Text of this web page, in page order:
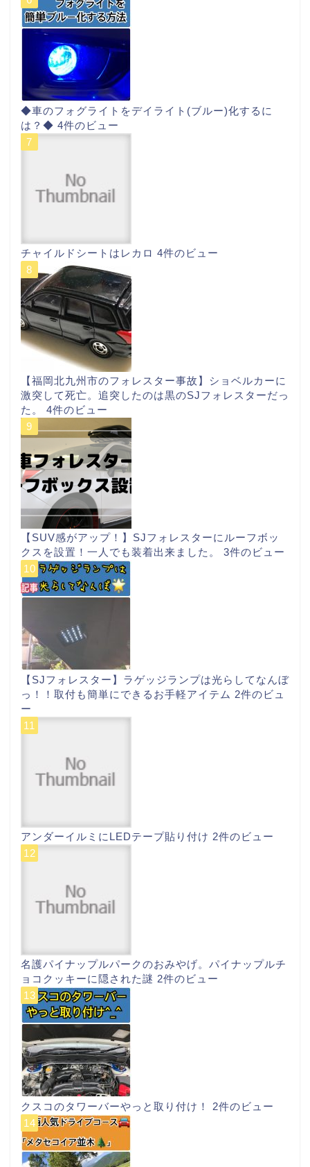
◆車のフォグライトをデイライト(ブルー)化するに
は？◆ 4件のビュー
チャイルドシートはレカロ 4件のビュー
【福岡北九州市のフォレスター事故】ショベルカーに
激突して死亡。追突したのは黒のSJフォレスターだっ
た。 4件のビュー
【SUV感がアップ！】SJフォレスターにルーフボッ
クスを設置！一人でも装着出来ました。 3件のビュー
【SJフォレスター】ラゲッジランプは光らしてなんぼ
っ！！取付も簡単にできるお手軽アイテム 2件のビュ
ー
アンダーイルミにLEDテープ貼り付け 2件のビュー
名護パイナップルパークのおみやげ。パイナップルチ
ョコクッキーに隠された謎 2件のビュー
クスコのタワーバーやっと取り付け！ 2件のビュー